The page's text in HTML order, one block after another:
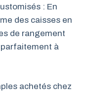
: En
des caisses en
de rangement
à
achetés chez